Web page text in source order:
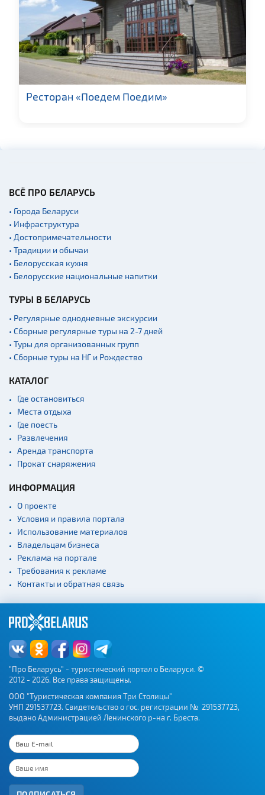
Ресторан «Поедем Поедим»
ВСЁ ПРО БЕЛАРУСЬ
• Города Беларуси
• Инфраструктура
• Достопримечательности
• Традиции и обычаи
• Белорусская кухня
• Белорусские национальные напитки
ТУРЫ В БЕЛАРУСЬ
• Регулярные однодневные экскурсии
• Сборные регулярные туры на 2-7 дней
• Туры для организованных групп
• Сборные туры на НГ и Рождество
КАТАЛОГ
Где остановиться
Места отдыха
Где поесть
Развлечения
Аренда транспорта
Прокат снаряжения
ИНФОРМАЦИЯ
О проекте
Условия и правила портала
Использование материалов
Владельцам бизнеса
Реклама на портале
Требования к рекламе
Контакты и обратная связь
"Про Беларусь" - туристический портал о Беларуси. ©
2012 - 2026. Все права защищены.
ООО "Туристическая компания Три Столицы"
УНП 291537723. Свидетельство о гос. регистрации № 291537723,
выдано Администрацией Ленинского р-на г. Бреста.